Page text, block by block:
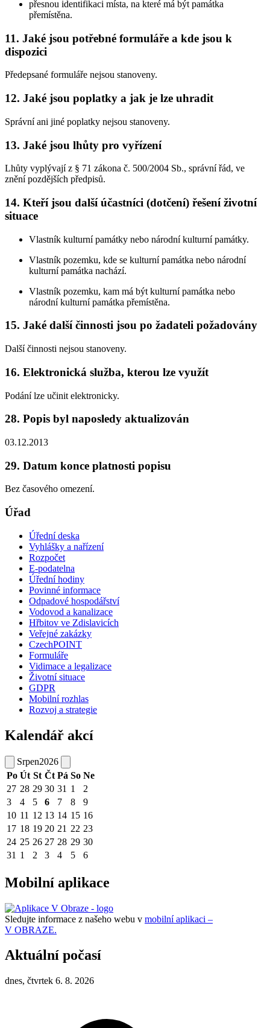
přesnou identifikaci místa, na které má být památka
přemístěna.
11. Jaké jsou potřebné formuláře a kde jsou k
dispozici
Předepsané formuláře nejsou stanoveny.
12. Jaké jsou poplatky a jak je lze uhradit
Správní ani jiné poplatky nejsou stanoveny.
13. Jaké jsou lhůty pro vyřízení
Lhůty vyplývají z § 71 zákona č. 500/2004 Sb., správní řád, ve
znění pozdějších předpisů.
14. Kteří jsou další účastníci (dotčení) řešení životní
situace
Vlastník kulturní památky nebo národní kulturní památky.
Vlastník pozemku, kde se kulturní památka nebo národní
kulturní památka nachází.
Vlastník pozemku, kam má být kulturní památka nebo
národní kulturní památka přemístěna.
15. Jaké další činnosti jsou po žadateli požadovány
Další činnosti nejsou stanoveny.
16. Elektronická služba, kterou lze využít
Podání lze učinit elektronicky.
28. Popis byl naposledy aktualizován
03.12.2013
29. Datum konce platnosti popisu
Bez časového omezení.
Úřad
Úřední deska
Vyhlášky a nařízení
Rozpočet
E-podatelna
Úřední hodiny
Povinné informace
Odpadové hospodářství
Vodovod a kanalizace
Hřbitov ve Zdislavicích
Veřejné zakázky
CzechPOINT
Formuláře
Vidimace a legalizace
Životní situace
GDPR
Mobilní rozhlas
Rozvoj a strategie
Kalendář akcí
Srpen2026
Po Út St Čt Pá So Ne
27 28 29 30 31 1
2
3
4 5 6 7 8
9
10 11 12 13 14 15 16
17 18 19 20 21 22 23
24 25 26 27 28 29 30
31 1 2 3 4 5 6
Mobilní aplikace
Sledujte informace z našeho webu v mobilní aplikaci –
V OBRAZE.
Aktuální počasí
dnes, čtvrtek 6. 8. 2026